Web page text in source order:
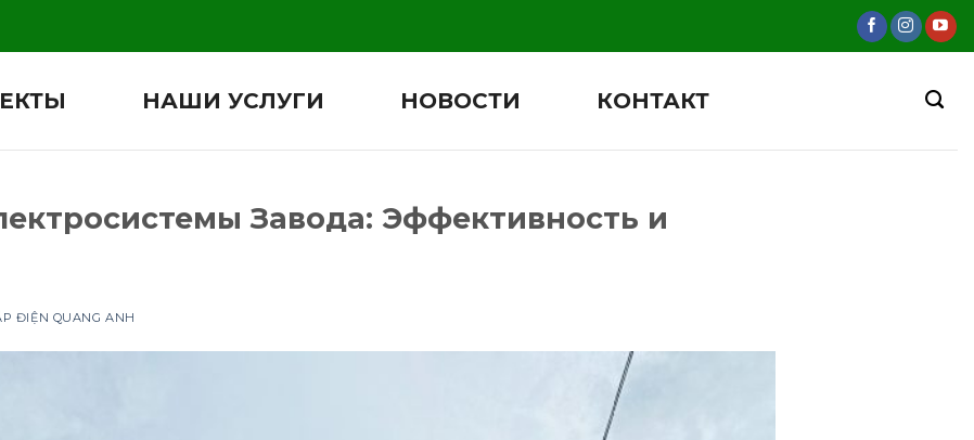
НАШИ УСЛУГИ НОВОСТИ КОНТАКТ
Завода: Эффективность и
ĐIỆN QUANG ANH